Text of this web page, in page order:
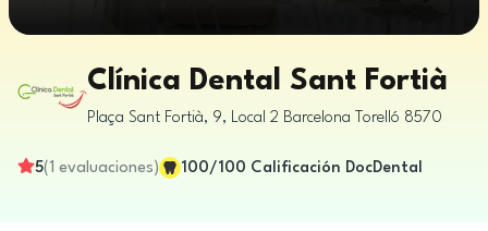
Clínica Dental Sant Fortià
Plaça Sant Fortià, 9, Local 2 Barcelona Torelló 8570
5(1 evaluaciones) 100/100 Calificación DocDental